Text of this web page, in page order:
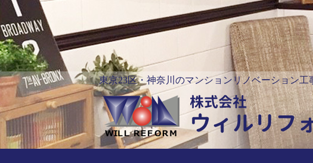
東京23区・神奈川のマンションリノベーション工